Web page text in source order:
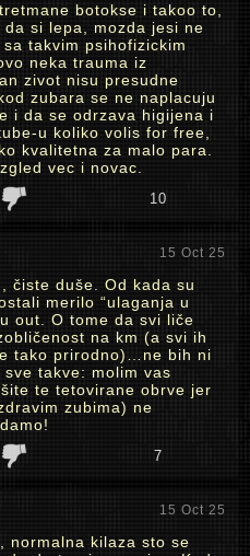
botokse i takoo to,
si lepa, mozda jesi ne
takvim psihofizickim
neka trauma iz
zivot nisu presudne
zubara se ne naplacuju
i da se odrzava higijena i
u koliko volis for free,
kvalitetna za malo para.
vec i novac.
10
15 Oct 25
čiste duše. Od kada su
merilo “ulaganja u
out. O tome da svi liče
na km (a svi ih
tako prirodno)…ne bih ni
takve: molim vas
te tetovirane obrve jer
zubima) ne
7
15 Oct 25
normalna kilaza sto se